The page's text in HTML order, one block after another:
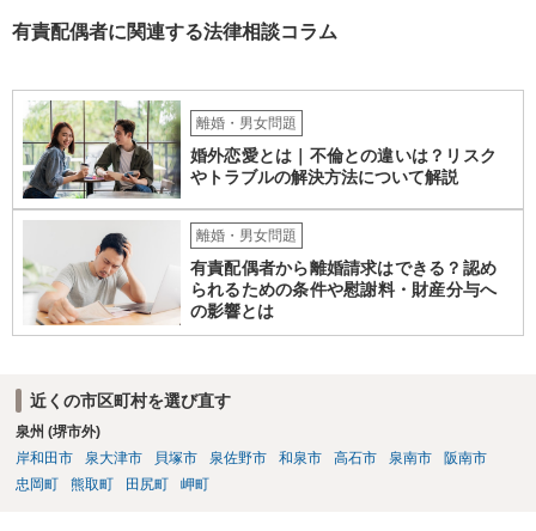
有責配偶者に関連する法律相談コラム
離婚・男女問題
婚外恋愛とは｜不倫との違いは？リスク
やトラブルの解決方法について解説
離婚・男女問題
有責配偶者から離婚請求はできる？認め
られるための条件や慰謝料・財産分与へ
の影響とは
近くの市区町村を選び直す
泉州 (堺市外)
岸和田市
泉大津市 貝塚市 泉佐野市 和泉市 高石市 泉南市
阪南市
忠岡町
熊取町 田尻町 岬町